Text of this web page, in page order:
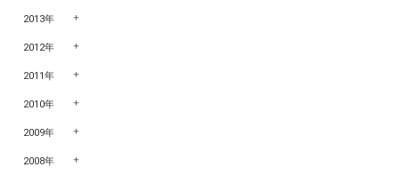
2013年
2012年
2011年
2010年
2009年
2008年